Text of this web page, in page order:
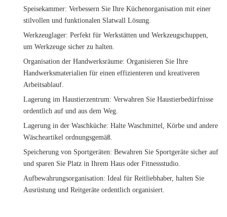
Speisekammer: Verbessern Sie Ihre Küchenorganisation mit einer
stilvollen und funktionalen Slatwall Lösung.
Werkzeuglager: Perfekt für Werkstätten und Werkzeugschuppen,
um Werkzeuge sicher zu halten.
Organisation der Handwerksräume: Organisieren Sie Ihre
Handwerksmaterialien für einen effizienteren und kreativeren
Arbeitsablauf.
Lagerung im Haustierzentrum: Verwahren Sie Haustierbedürfnisse
ordentlich auf und aus dem Weg.
Lagerung in der Waschküche: Halte Waschmittel, Körbe und andere
Wäscheartikel ordnungsgemäß.
Speicherung von Sportgeräten: Bewahren Sie Sportgeräte sicher auf
und sparen Sie Platz in Ihrem Haus oder Fitnessstudio.
Aufbewahrungsorganisation: Ideal für Reitliebhaber, halten Sie
Ausrüstung und Reitgeräte ordentlich organisiert.